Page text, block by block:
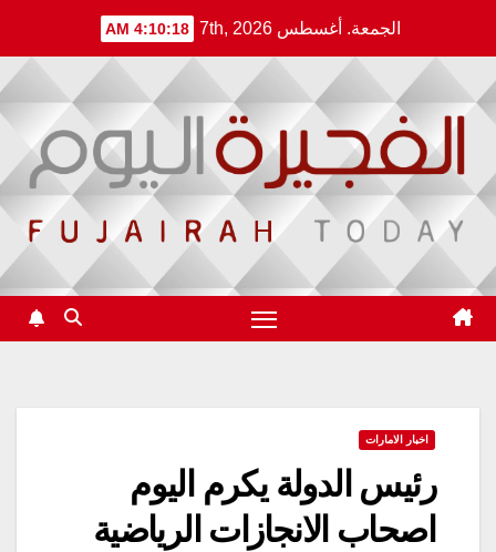
content
الجمعة. أغسطس 7th, 2026 4:10:19 AM
اخبار الامارات
رئيس الدولة يكرم اليوم
اصحاب الانجازات الرياضية